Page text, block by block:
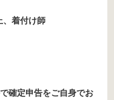
、着付け師
確定申告をご自身でお